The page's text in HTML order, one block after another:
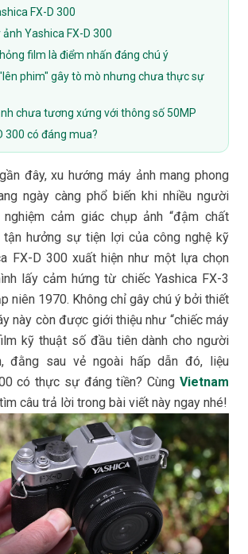
FX-D 300
Yashica FX-D 300
film là điểm nhấn đáng chú ý
phim" gây tò mò nhưng chưa thực sự
chưa tương xứng với thông số 50MP
300 có đáng mua?
đây, xu hướng máy ảnh mang phong
ngày càng phổ biến khi nhiều người
cảm giác chụp ảnh “đậm chất
tận hưởng sự tiện lợi của công nghệ kỹ
FX-D 300 xuất hiện như một lựa chọn
lấy cảm hứng từ chiếc Yashica FX-3
niên 1970. Không chỉ gây chú ý bởi thiết
này còn được giới thiệu như “chiếc máy
kỹ thuật số đầu tiên dành cho người
đằng sau vẻ ngoài hấp dẫn đó, liệu
có thực sự đáng tiền? Cùng Vietnam
tìm câu trả lời trong bài viết này ngay nhé!